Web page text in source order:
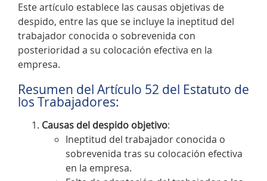
Este artículo establece las causas objetivas de
despido, entre las que se incluye la ineptitud del
trabajador conocida o sobrevenida con
posterioridad a su colocación efectiva en la
empresa.
Resumen del Artículo 52 del Estatuto de
los Trabajadores:
Causas del despido objetivo:
Ineptitud del trabajador conocida o
sobrevenida tras su colocación efectiva
en la empresa.